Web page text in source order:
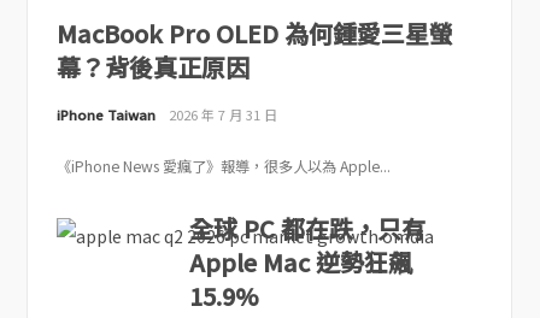
MacBook Pro OLED 為何鍾愛三星螢
幕？背後真正原因
iPhone Taiwan 2026 年 7 月 31 日
《iPhone News 愛瘋了》報導，很多人以為 Apple...
全球 PC 都在跌，只有
Apple Mac 逆勢狂飆
15.9%